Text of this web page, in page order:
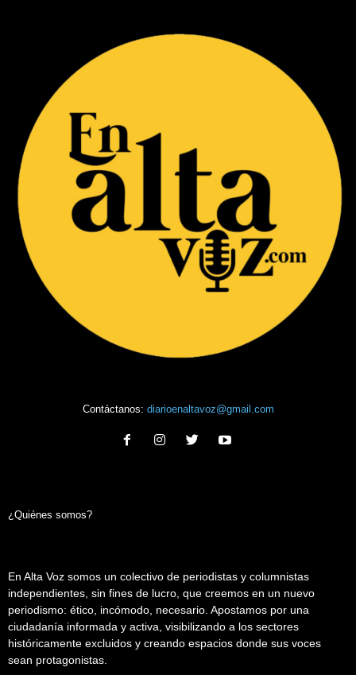
Contáctanos: diarioenaltavoz@gmail.com
¿Quiénes somos?
En Alta Voz somos un colectivo de periodistas y columnistas
independientes, sin fines de lucro, que creemos en un nuevo
periodismo: ético, incómodo, necesario. Apostamos por una
ciudadanía informada y activa, visibilizando a los sectores
históricamente excluidos y creando espacios donde sus voces
sean protagonistas.